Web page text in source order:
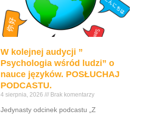
głośność.
W kolejnej audycji ”
Psychologia wśród ludzi” o
nauce języków. POSŁUCHAJ
PODCASTU.
4 sierpnia, 2026 Brak komentarzy
Jedynasty odcinek podcastu „Z